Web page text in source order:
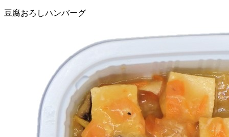
豆腐おろしハンバーグ